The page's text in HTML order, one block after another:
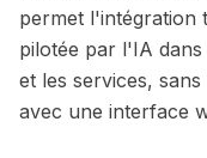
permet l'intégration
pilotée par l'IA
et les services,
avec une interface